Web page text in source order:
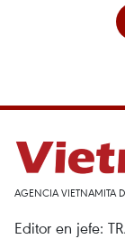
AGENCIA VIETNAMITA
Editor en jefe: